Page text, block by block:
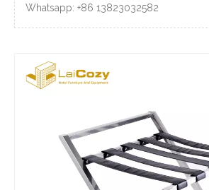
Whatsapp: +86 13823032582